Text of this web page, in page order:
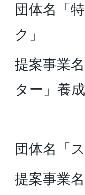
団体名「
ク」
提案事業
ター」養成
団体名「
提案事業